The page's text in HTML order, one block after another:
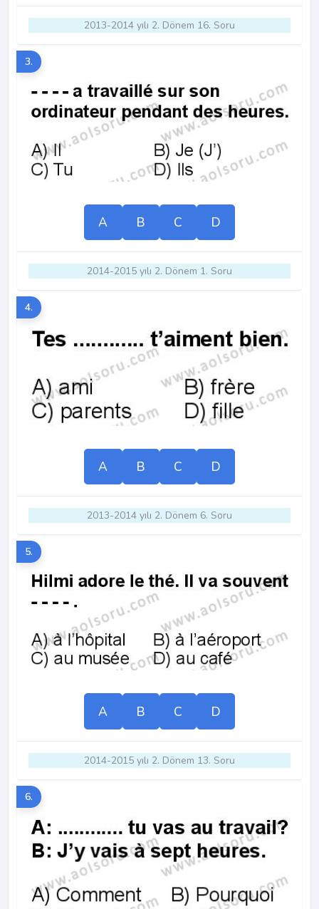
2013-2014 yılı 2. Dönem 16. Soru
3.
A B C D
2014-2015 yılı 2. Dönem 1. Soru
4.
A B C D
2013-2014 yılı 2. Dönem 6. Soru
5.
A B C D
2014-2015 yılı 2. Dönem 13. Soru
6.